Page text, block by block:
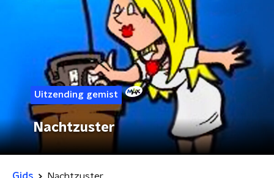
Uitzending gemist
Nachtzuster